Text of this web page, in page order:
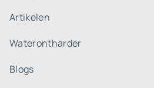
Artikelen
Waterontharder
Blogs